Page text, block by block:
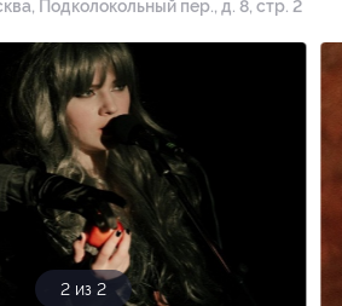
Подколокольный пер., д. 8, стр. 2
2 из 2